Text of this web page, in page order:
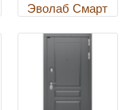
Эволаб Смарт